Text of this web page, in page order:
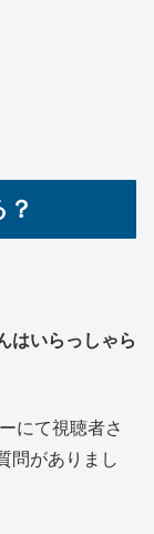
はいらっしゃら
にて視聴者さ
問がありまし